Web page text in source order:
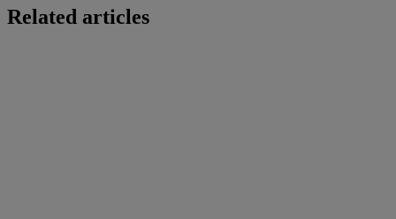
Related articles